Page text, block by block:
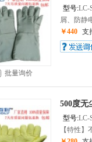
批量询价
型号:LC-
屑、防静
￥440 支
500度无
型号:LC-
【特性】